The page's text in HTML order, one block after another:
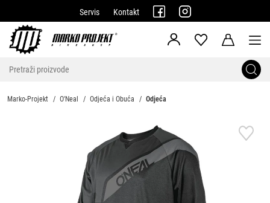
Servis Kontakt
Marko-Projekt O'Neal Odjeća i Obuća Odjeća